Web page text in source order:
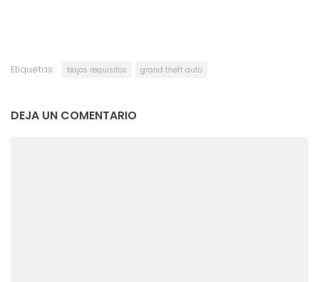
Etiquetas: bajos requisitos grand theft auto
DEJA UN COMENTARIO